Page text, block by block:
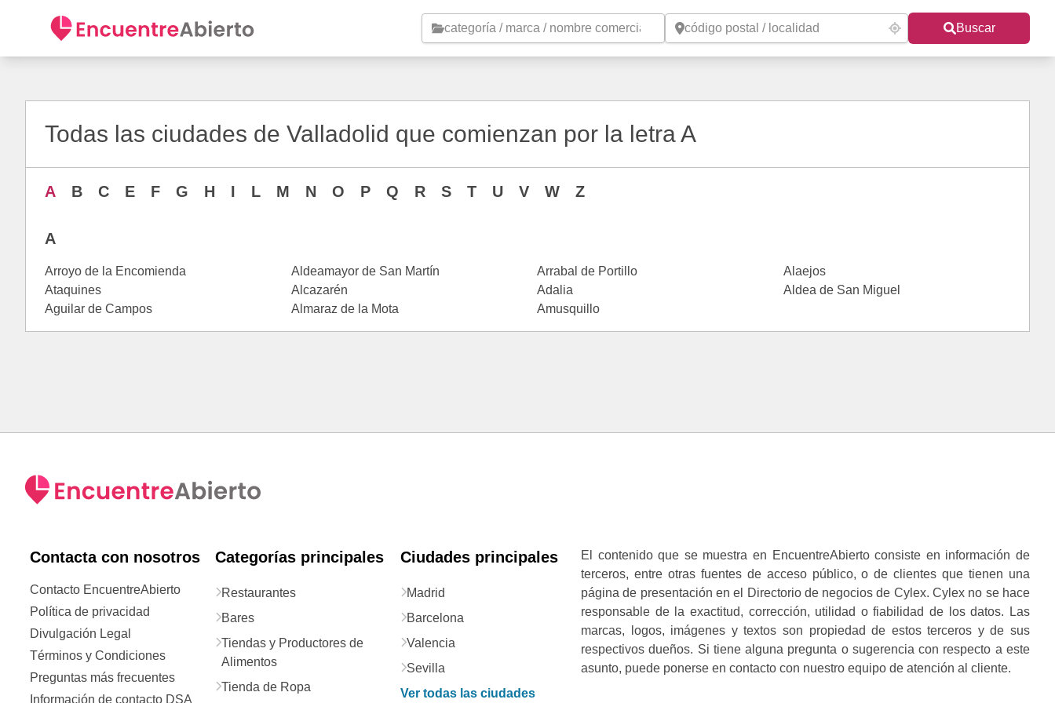
Buscar
Todas las ciudades de Valladolid que comienzan por la letra A
A B C E F G H I L M N O P Q R S T U V W Z
A
Arroyo de la Encomienda Aldeamayor de San Martín Arrabal de Portillo
Alaejos
Ataquines
Alcazarén Adalia
Aldea de San Miguel
Aguilar de Campos
Almaraz de la Mota Amusquillo
Contacta con nosotros
Contacto EncuentreAbierto
Política de privacidad
Divulgación Legal
Términos y Condiciones
Preguntas más frecuentes
Información de contacto DSA
Categorías principales
Restaurantes
Bares
Tiendas y Productores de
Alimentos
Tienda de Ropa
Ciudades principales
Madrid
Barcelona
Valencia
Sevilla
Ver todas las ciudades
El contenido que se muestra en EncuentreAbierto consiste en información de
terceros, entre otras fuentes de acceso público, o de clientes que tienen una
página de presentación en el Directorio de negocios de Cylex. Cylex no se hace
responsable de la exactitud, corrección, utilidad o fiabilidad de los datos. Las
marcas, logos, imágenes y textos son propiedad de estos terceros y de sus
respectivos dueños. Si tiene alguna pregunta o sugerencia con respecto a este
asunto, puede ponerse en contacto con nuestro equipo de atención al cliente.